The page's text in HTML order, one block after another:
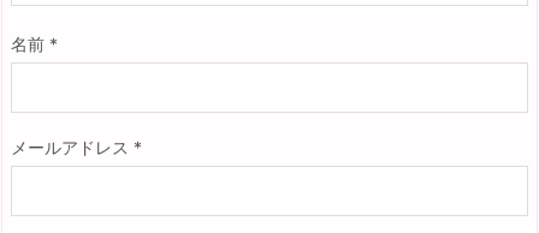
名前 *
メールアドレス *